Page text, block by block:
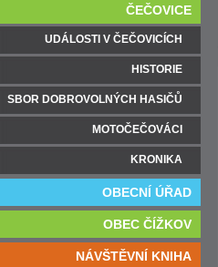
ČEČOVICE
UDÁLOSTI V ČEČOVICÍCH
HISTORIE
SBOR DOBROVOLNÝCH HASIČŮ
MOTOČEČOVÁCI
KRONIKA
OBECNÍ ÚŘAD
OBEC ČÍŽKOV
NÁVŠTĚVNÍ KNIHA